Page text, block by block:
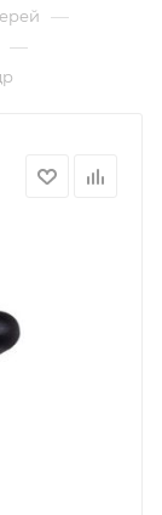
—
—